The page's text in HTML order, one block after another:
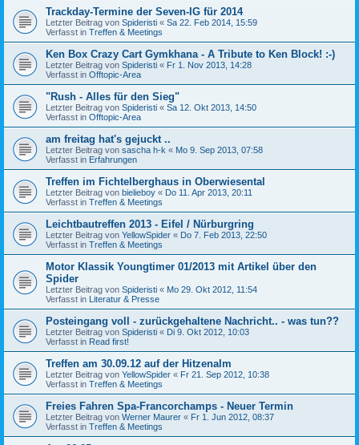
Trackday-Termine der Seven-IG für 2014
Letzter Beitrag von Spideristi « Sa 22. Feb 2014, 15:59
Verfasst in Treffen & Meetings
Ken Box Crazy Cart Gymkhana - A Tribute to Ken Block! :-)
Letzter Beitrag von Spideristi « Fr 1. Nov 2013, 14:28
Verfasst in Offtopic-Area
"Rush - Alles für den Sieg"
Letzter Beitrag von Spideristi « Sa 12. Okt 2013, 14:50
Verfasst in Offtopic-Area
am freitag hat's gejuckt ..
Letzter Beitrag von sascha h-k « Mo 9. Sep 2013, 07:58
Verfasst in Erfahrungen
Treffen im Fichtelberghaus in Oberwiesental
Letzter Beitrag von bielieboy « Do 11. Apr 2013, 20:11
Verfasst in Treffen & Meetings
Leichtbautreffen 2013 - Eifel / Nürburgring
Letzter Beitrag von YellowSpider « Do 7. Feb 2013, 22:50
Verfasst in Treffen & Meetings
Motor Klassik Youngtimer 01/2013 mit Artikel über den
Spider
Letzter Beitrag von Spideristi « Mo 29. Okt 2012, 11:54
Verfasst in Literatur & Presse
Posteingang voll - zurückgehaltene Nachricht.. - was tun??
Letzter Beitrag von Spideristi « Di 9. Okt 2012, 10:03
Verfasst in Read first!
Treffen am 30.09.12 auf der Hitzenalm
Letzter Beitrag von YellowSpider « Fr 21. Sep 2012, 10:38
Verfasst in Treffen & Meetings
Freies Fahren Spa-Francorchamps - Neuer Termin
Letzter Beitrag von Werner Maurer « Fr 1. Jun 2012, 08:37
Verfasst in Treffen & Meetings